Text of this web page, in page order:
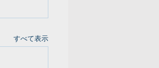
すべて表示